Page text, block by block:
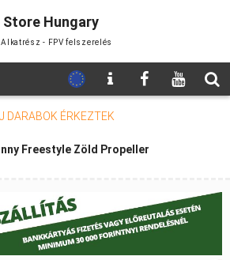
Store Hungary
Alkatrész - FPV felszerelés
DARABOK ÉRKEZTEK
Freestyle Zöld Propeller